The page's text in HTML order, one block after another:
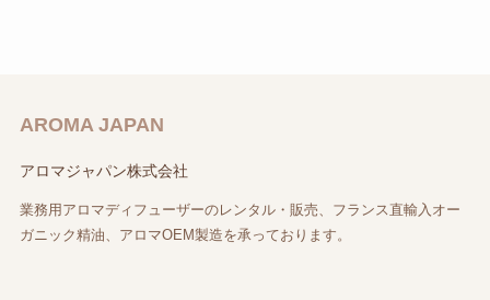
AROMA JAPAN
アロマジャパン株式会社
業務用アロマディフューザーのレンタル・販売、フランス直輸入オー
ガニック精油、アロマOEM製造を承っております。